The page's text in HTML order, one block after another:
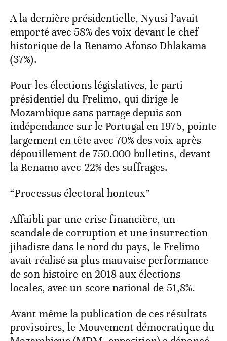
A la dernière présidentielle, Nyusi l’avait
emporté avec 58% des voix devant le chef
historique de la Renamo Afonso Dhlakama
(37%).
Pour les élections législatives, le parti
présidentiel du Frelimo, qui dirige le
Mozambique sans partage depuis son
indépendance sur le Portugal en 1975, pointe
largement en tête avec 70% des voix après
dépouillement de 750.000 bulletins, devant
la Renamo avec 22% des suffrages.
“Processus électoral honteux”
Affaibli par une crise financière, un
scandale de corruption et une insurrection
jihadiste dans le nord du pays, le Frelimo
avait réalisé sa plus mauvaise performance
de son histoire en 2018 aux élections
locales, avec un score national de 51,8%.
Avant même la publication de ces résultats
provisoires, le Mouvement démocratique du